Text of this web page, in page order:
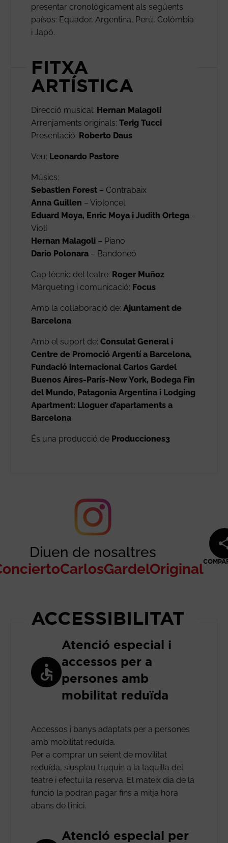
presentar cronològicament als següents
països: Equador, Argentina, Perú, Colòmbia
i Japó.
FITXA
ARTÍSTICA
Direcció musical: Hernan Malagoli
Arrenjaments originals: Terig Tucci
Presentació: Roberto Daus
Veu: Leonardo Pastore
Músics:
Sebastien Forest – Contrabaix
Anna Guillen – Violoncel
Eduard Moya, Enric Moya i Judith Ortega –
Violí
Hernan Malagoli – Piano
Dario Polonara – Bandoneó
Cap tècnic del teatre: Roger Muñoz
Màrqueting i comunicació: Focus
Amb la col·laboració de: Ajuntament de
Barcelona
Amb el suport de: Consulat General i
Centre de Promoció Argentí a Barcelona,
Fundació internacional Carlos Gardel
Buenos Aires-París-New York, Bodega Fin
del Mundo, Patagonia Argentina i Lodging
Apartment: Lloguer d’apartaments a
Barcelona
És una producció de Producciones3
Diuen de nosaltres
ACCESSIBILITAT
Atenció especial i
accessos per a
persones amb
mobilitat reduïda
Accessos i banys adaptats per a persones
amb mobilitat reduïda.
Per a comprar un seient de movilitat
reduïda, siusplau truquin a la taquilla del
teatre i efectui la reserva. El mateix dia de la
funció la podran pagar fins a mitja hora
abans de l’inici.
Atenció especial per